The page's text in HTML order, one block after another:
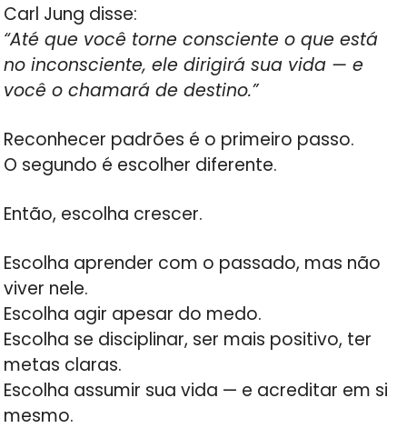
Carl Jung disse:
“Até que você torne consciente o que está
no inconsciente, ele dirigirá sua vida — e
você o chamará de destino.”
Reconhecer padrões é o primeiro passo.
O segundo é escolher diferente.
Então, escolha crescer.
Escolha aprender com o passado, mas não
viver nele.
Escolha agir apesar do medo.
Escolha se disciplinar, ser mais positivo, ter
metas claras.
Escolha assumir sua vida — e acreditar em si
mesmo.